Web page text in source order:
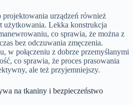
projektowania urządzeń również
użytkowania. Lekka konstrukcja
co sprawia, że można z
bez odczuwania zmęczenia.
w połączeniu z dobrze przemyślanymi
co sprawia, że proces prasowania
ale też przyjemniejszy.
na tkaniny i bezpieczeństwo